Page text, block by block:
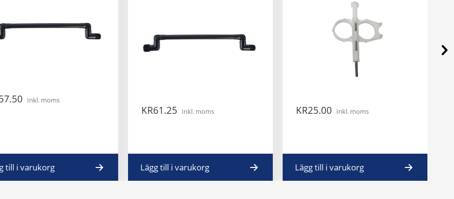
Inkl. moms
till i varukorg
61.25
KR Inkl. moms
Lägg till i varukorg
25.00
KR Inkl. moms
Lägg till i varukorg